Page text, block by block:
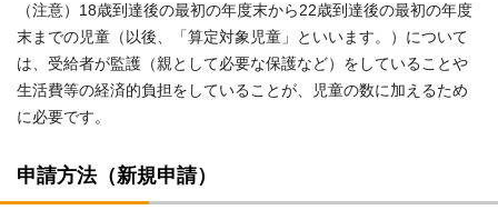
（注意）18歳到達後の最初の年度末から22歳到達後の最初の年度
末までの児童（以後、「算定対象児童」といいます。）について
は、受給者が監護（親として必要な保護など）をしていることや
生活費等の経済的負担をしていることが、児童の数に加えるため
に必要です。
申請方法（新規申請）